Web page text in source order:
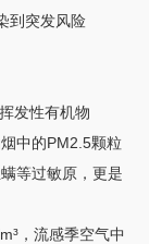
到突发风险
发性有机物
中的PM2.5颗粒
等过敏原，更是
，流感季空气中